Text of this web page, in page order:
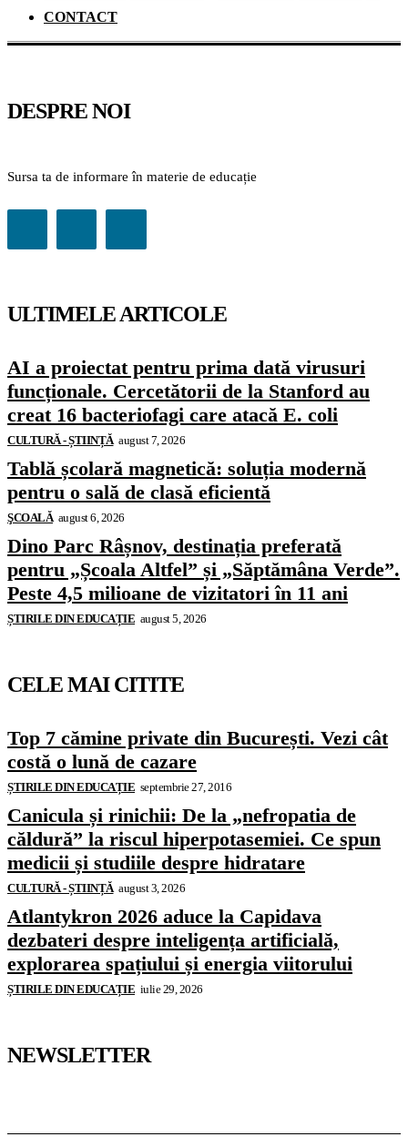
CONTACT
DESPRE NOI
Sursa ta de informare în materie de educație
ULTIMELE ARTICOLE
AI a proiectat pentru prima dată virusuri
funcționale. Cercetătorii de la Stanford au
creat 16 bacteriofagi care atacă E. coli
CULTURĂ - ȘTIINȚĂ august 7, 2026
Tablă școlară magnetică: soluția modernă
pentru o sală de clasă eficientă
ŞCOALĂ august 6, 2026
Dino Parc Râșnov, destinația preferată
pentru „Școala Altfel” și „Săptămâna Verde”.
Peste 4,5 milioane de vizitatori în 11 ani
ȘTIRILE DIN EDUCAȚIE august 5, 2026
CELE MAI CITITE
Top 7 cămine private din București. Vezi cât
costă o lună de cazare
ȘTIRILE DIN EDUCAȚIE septembrie 27, 2016
Canicula și rinichii: De la „nefropatia de
căldură” la riscul hiperpotasemiei. Ce spun
medicii și studiile despre hidratare
CULTURĂ - ȘTIINȚĂ august 3, 2026
Atlantykron 2026 aduce la Capidava
dezbateri despre inteligența artificială,
explorarea spațiului și energia viitorului
ȘTIRILE DIN EDUCAȚIE iulie 29, 2026
NEWSLETTER